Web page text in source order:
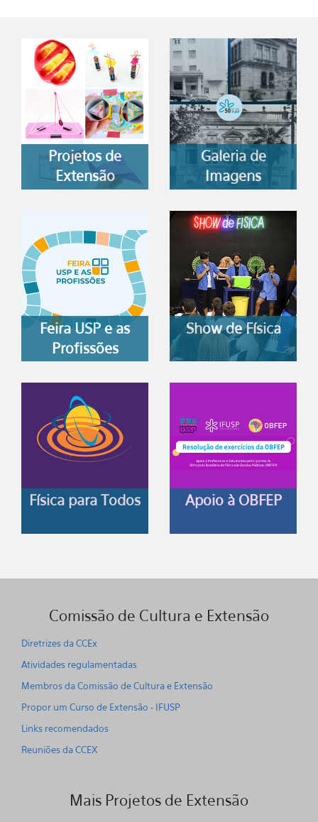
Projetos de
Extensão
Galeria de
Imagens
Feira USP e as
Profissões
Show de Física
Física para Todos Apoio à OBFEP
Comissão de Cultura e Extensão
Diretrizes da CCEx
Atividades regulamentadas
Membros da Comissão de Cultura e Extensão
Propor um Curso de Extensão - IFUSP
Links recomendados
Reuniões da CCEX
Mais Projetos de Extensão